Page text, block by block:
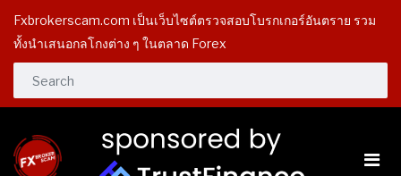
Fxbrokerscam.com เป็นเว็บไซต์ตรวจสอบโบรกเกอร์อันตราย รวม
ทั้งนำเสนอกลโกงต่าง ๆ ในตลาด Forex